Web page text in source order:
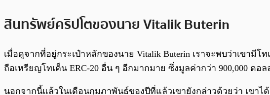
สินทรัพย์คริปโตของนาย Vitalik Buterin
เมื่อดูจากที่อยู่กระเป๋าหลักของนาย Vitalik Buterin เราจะพบว่าเขามี
ถือเหรียญโทเค็น ERC-20 อื่น ๆ อีกมากมาย ซึ่งมูลค่ากว่า 900,000 ดอล
นอกจากนี้แล้วในเดือนกุมภาพันธ์ของปีที่แล้วเขายังกล่าวด้วยว่า เขาได้